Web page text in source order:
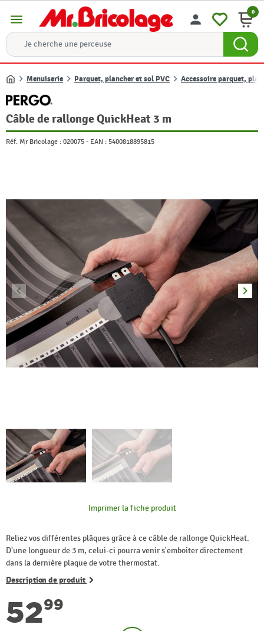
menu person 0
Accueil
Menuiserie Parquet, plancher et sol PVC Accessoire parquet,
Câble de rallonge QuickHeat 3 m
Réf. Mr Bricolage : 020075 - EAN : 5400818895815
Précédent
keyboard_arrow_left keyboard_arrow_right
Imprimer la fiche produit
Reliez vos différentes plâques grâce à ce câble de rallonge QuickHeat.
D'une longueur de 3 m, celui-ci pourra venir s'emboiter directement
dans la dernière plaque de votre thermostat.
Description de produit
5299